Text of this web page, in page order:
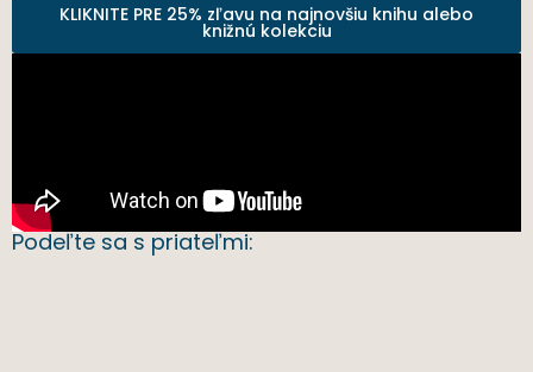
KLIKNITE PRE 25% zľavu na najnovšiu knihu alebo
knižnú kolekciu
Podeľte sa s priateľmi: